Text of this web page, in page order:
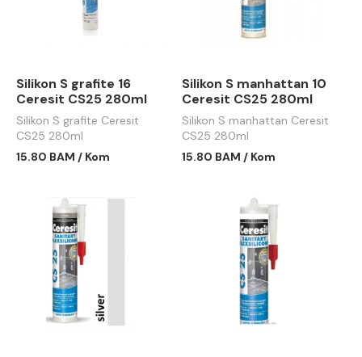
Silikon S grafite 16
Ceresit CS25 280ml
Silikon S grafite Ceresit
CS25 280ml
15.80 BAM / Kom
Silikon S manhattan 10
Ceresit CS25 280ml
Silikon S manhattan Ceresit
CS25 280ml
15.80 BAM / Kom